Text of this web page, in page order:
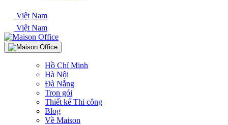
Việt Nam
Việt Nam
Hồ Chí Minh
Hà Nội
Đà Nẵng
Trọn gói
Thiết kế Thi công
Blog
Về Maison